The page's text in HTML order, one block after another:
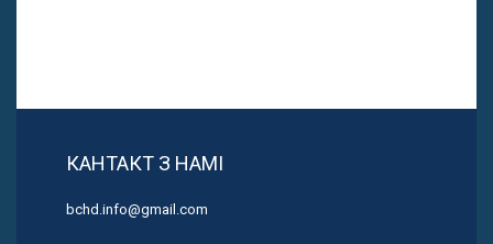
КАНТАКТ З НАМІ
bchd.info@gmail.com